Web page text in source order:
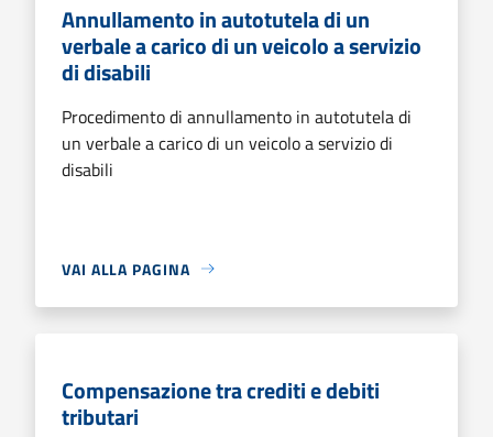
Annullamento in autotutela di un
verbale a carico di un veicolo a servizio
di disabili
Procedimento di annullamento in autotutela di
un verbale a carico di un veicolo a servizio di
disabili
VAI ALLA PAGINA
Compensazione tra crediti e debiti
tributari